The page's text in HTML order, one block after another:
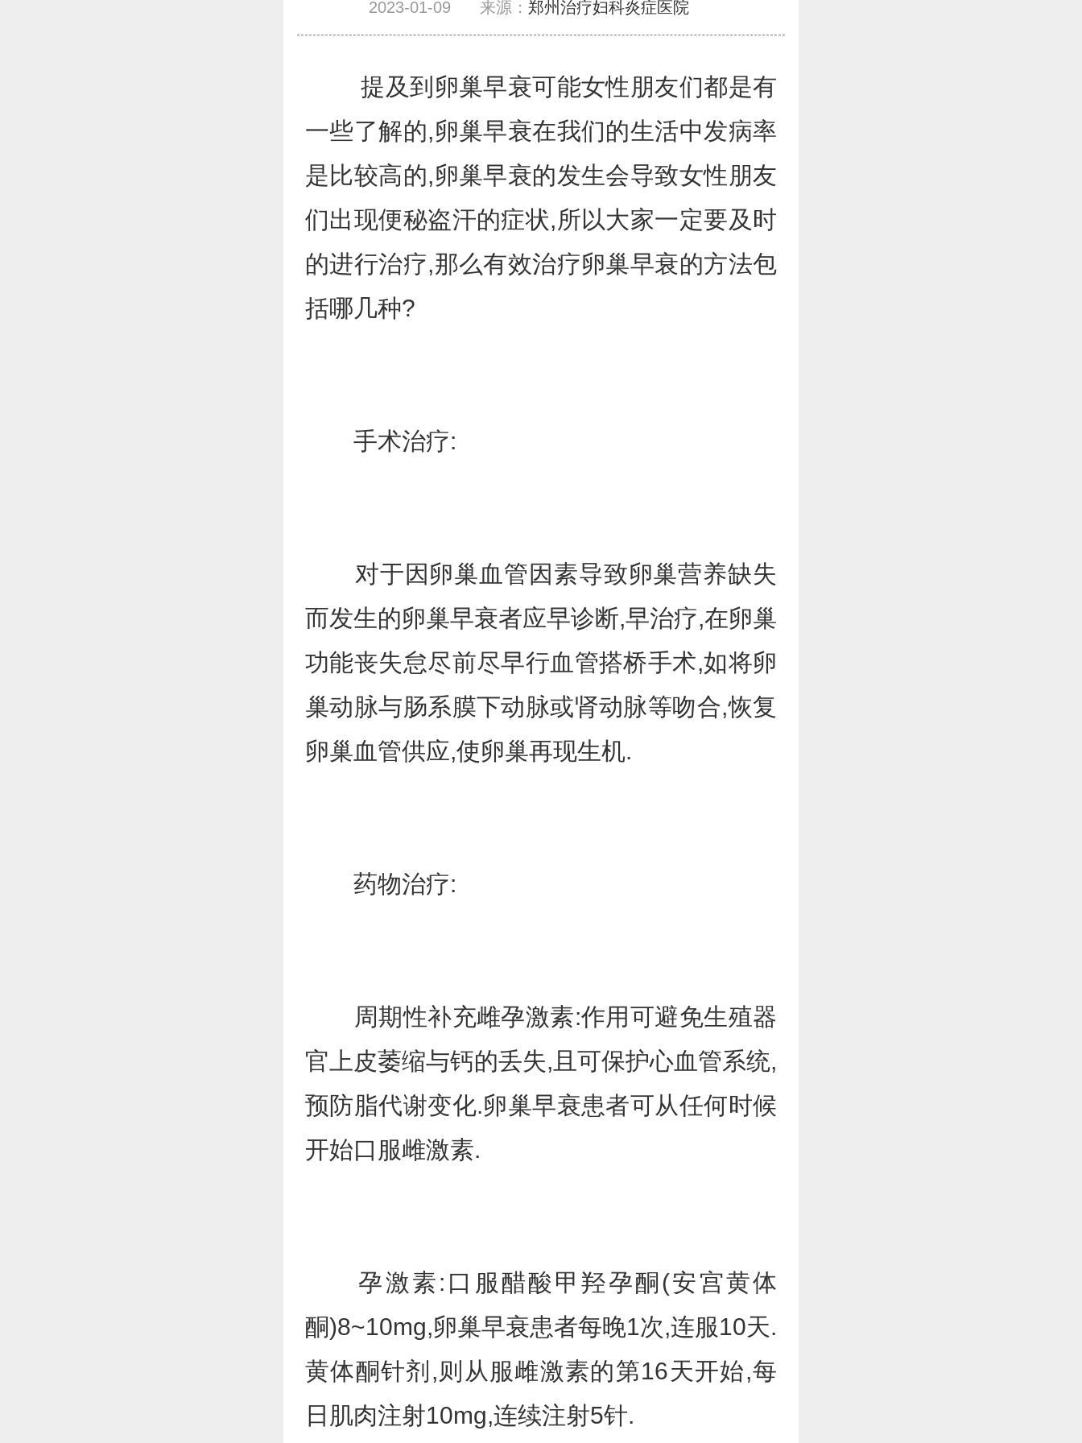
2023-01-09 来源： 郑州治疗妇科炎症医院
提及到卵巢早衰可能女性朋友们都是有
一些了解的,卵巢早衰在我们的生活中发病率
是比较高的,卵巢早衰的发生会导致女性朋友
们出现便秘盗汗的症状,所以大家一定要及时
的进行治疗,那么有效治疗卵巢早衰的方法包
括哪几种?
手术治疗:
对于因卵巢血管因素导致卵巢营养缺失
而发生的卵巢早衰者应早诊断,早治疗,在卵巢
功能丧失怠尽前尽早行血管搭桥手术,如将卵
巢动脉与肠系膜下动脉或肾动脉等吻合,恢复
卵巢血管供应,使卵巢再现生机.
药物治疗:
周期性补充雌孕激素:作用可避免生殖器
官上皮萎缩与钙的丢失,且可保护心血管系统,
预防脂代谢变化.卵巢早衰患者可从任何时候
开始口服雌激素.
孕激素:口服醋酸甲羟孕酮(安宫黄体
酮)8~10mg,卵巢早衰患者每晚1次,连服10天.
黄体酮针剂,则从服雌激素的第16天开始,每
日肌肉注射10mg,连续注射5针.